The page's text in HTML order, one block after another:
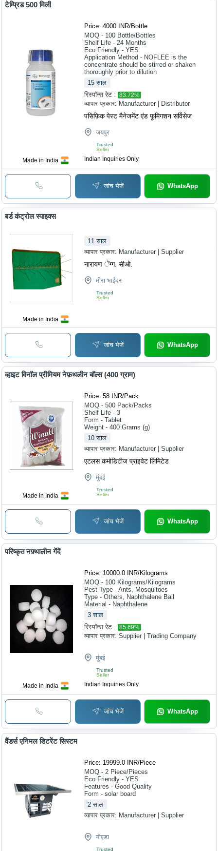
Made in India
टेम्प्रिड 500 मिली
Price: 4000 INR/Bottle
MOQ - 100 Bottle/Bottles
Shelf Life - 24 Months
Eco Friendly - YES
Application Method - NOFLEE is the
concentrate should be stirred or shaken
thoroughly prior to dilution
15 साल
रिस्पॉन्स रेट : 83.72%
व्यापार प्रकार: Manufacturer | Distributor
पसिफ़िक पेस्ट मैनेजमेंट एंड फूमिगशन सर्विसेज
जयपुर
Trusted
Seller
Indian Inquiries Only
जांच भेजें WhatsApp
Made in India
बर्ड कंट्रोल स्पाइक्स
11 साल
व्यापार प्रकार: Manufacturer | Supplier
नारायण ेंग्ग. सीओ.
मीरा भाईंदर
Trusted
Seller
जांच भेजें WhatsApp
Made in India
व्हाइट विनॉल प्रीमियम नेफ़थलीन बॉल्स (400 ग्राम)
Price: 58 INR/Pack
MOQ - 500 Pack/Packs
Shelf Life - 3
Form - Tablet
Weight - 400 Grams (g)
10 साल
व्यापार प्रकार: Manufacturer | Supplier
एटलस कमोडिटीज प्राइवेट लिमिटेड
मुंबई
Trusted
Seller
जांच भेजें WhatsApp
Made in India
परिष्कृत नफ़्थालीन गेंदें
Price: 10000.0 INR/Kilograms
MOQ - 100 Kilograms/Kilograms
Pest Type - Ants, Mosquitoes
Type - Others, Naphthalene Ball
Material - Naphthalene
3 साल
रिस्पॉन्स रेट : 85.69%
व्यापार प्रकार:Supplier | Trading Company
मुंबई
Trusted
Seller
Indian Inquiries Only
जांच भेजें WhatsApp
वैंडर्स एनिमल डिटरेंट सिस्टम
Price: 19999.0 INR/Piece
MOQ - 2 Piece/Pieces
Eco Friendly - YES
Features - Good Quality
Form - solar board
2 साल
व्यापार प्रकार: Manufacturer | Supplier
नोएडा
Trusted